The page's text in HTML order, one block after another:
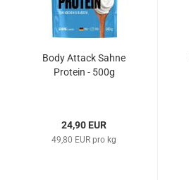
Body Attack Sahne
Protein - 500g
24,90 EUR
49,80 EUR pro kg